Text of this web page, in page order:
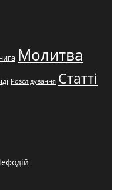
Молитва
Розслідування Статті